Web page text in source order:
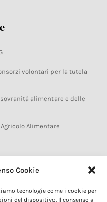
Cookie
tecnologie come i cookie per
del dispositivo. Il consenso a
volontari per la tutela
alimentare e delle
Alimentare